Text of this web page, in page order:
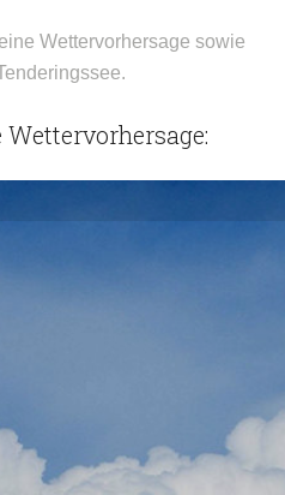
Wettervorhersage sowie